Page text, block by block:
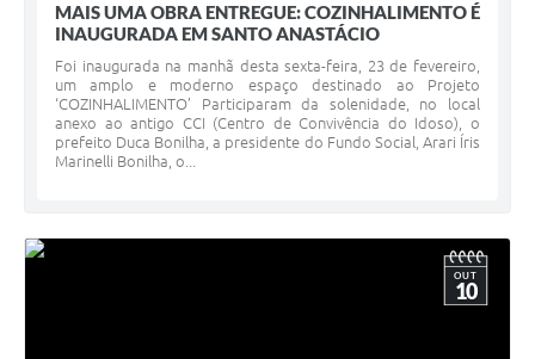
MAIS UMA OBRA ENTREGUE: COZINHALIMENTO É
INAUGURADA EM SANTO ANASTÁCIO
Foi inaugurada na manhã desta sexta-feira, 23 de fevereiro,
um amplo e moderno espaço destinado ao Projeto
‘COZINHALIMENTO’ Participaram da solenidade, no local
anexo ao antigo CCI (Centro de Convivência do Idoso), o
prefeito Duca Bonilha, a presidente do Fundo Social, Arari Íris
Marinelli Bonilha, o...
OUT
10